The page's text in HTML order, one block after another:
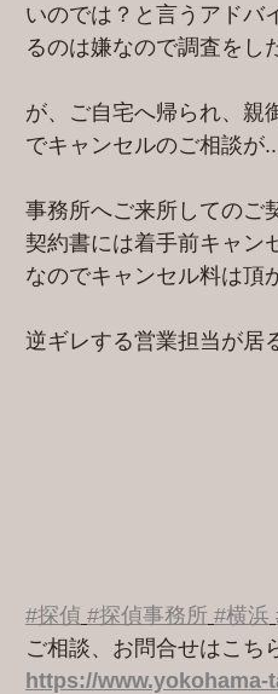
いのでは？と言うアドバ
るのは嫌なので調査をし
が、ご自宅へ帰られ、親
でキャンセルのご相談が
事務所へご来所してのご
契約書には着手前キャン
なのでキャンセル料は頂
逆ギレする営業担当が居
#探偵 #探偵事務所 #横浜
ご相談、お問合せはこち
https://www.yokohama-